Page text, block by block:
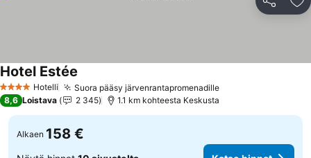
Jaa
4 Tähtiluokitus
Hotelli Suora pääsy järvenrantapromenadilleKatso hinnat
Hotel Estée
8,6 Loistava 2 345 1.1 km kohteesta Keskusta
Alkaen 158 €